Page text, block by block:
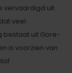
vervaardigd uit
veel
bestaat uit Gore-
is voorzien van